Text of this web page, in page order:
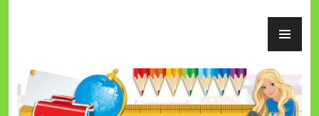
Сайт ГБОУ ООШ пос.Сборный